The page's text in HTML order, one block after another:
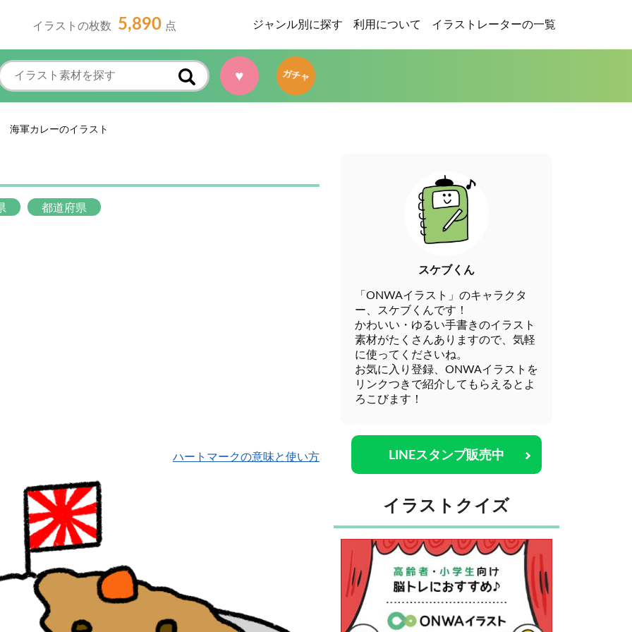
イラストの枚数 5,890 点 ジャンル別に探す 利用について イラストレーターの一覧
♥ ガチャ
海軍カレーのイラスト
都道府県
ハートマークの意味と使い方
スケブくん
「ONWAイラスト」のキャラクタ
ー、スケブくんです！
かわいい・ゆるい手書きのイラスト
素材がたくさんありますので、気軽
に使ってくださいね。
お気に入り登録、ONWAイラストを
リンクつきで紹介してもらえるとよ
ろこびます！
LINEスタンプ販売中
イラストクイズ